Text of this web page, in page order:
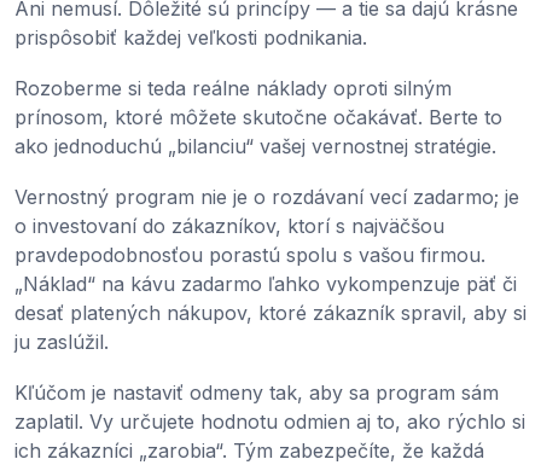
Ani nemusí. Dôležité sú princípy — a tie sa dajú krásne
prispôsobiť každej veľkosti podnikania.
Rozoberme si teda reálne náklady oproti silným
prínosom, ktoré môžete skutočne očakávať. Berte to
ako jednoduchú „bilanciu“ vašej vernostnej stratégie.
Vernostný program nie je o rozdávaní vecí zadarmo; je
o investovaní do zákazníkov, ktorí s najväčšou
pravdepodobnosťou porastú spolu s vašou firmou.
„Náklad“ na kávu zadarmo ľahko vykompenzuje päť či
desať platených nákupov, ktoré zákazník spravil, aby si
ju zaslúžil.
Kľúčom je nastaviť odmeny tak, aby sa program sám
zaplatil. Vy určujete hodnotu odmien aj to, ako rýchlo si
ich zákazníci „zarobia“. Tým zabezpečíte, že každá